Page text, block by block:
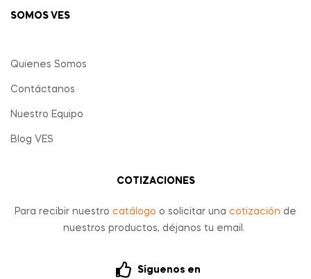
SOMOS VES
Quienes Somos
Contáctanos
Nuestro Equipo
Blog VES
COTIZACIONES
Para recibir nuestro catálogo o solicitar una cotización de
nuestros productos, déjanos tu email.
Síguenos en